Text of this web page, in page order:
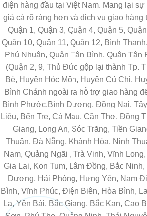
điện hàng đầu tại Việt Nam. Mang lại
giá cả rõ ràng hơn và dịch vụ giao hàng
Quận 1, Quận 3, Quận 4, Quận 5,
Quận 10, Quận 11, Quận 12, Bình
Phú Nhuận, Quận Tân Bình, Quận Tân
(Quận 2, 9, Thủ Đức gộp lại thành Tp.
Bè, Huyện Hóc Môn, Huyện Củ Chi,
Bình Chánh ngoài ra hỗ trợ giao hàng
Bình Phước,Bình Dương, Đồng Nai,
Liêu, Bến Tre, Cà Mau, Cần Thơ, Đồng
Giang, Long An, Sóc Trăng, Tiền
Thuận, Đà Nẵng, Khánh Hòa, Ninh
Nam, Quảng Ngãi , Trà Vinh, Vĩnh
Gia Lai, Kon Tum, Lâm Đồng, Bắc
Dương, Hải Phòng, Hưng Yên, Nam
Bình, Vĩnh Phúc, Điện Biên, Hòa Bình,
La, Yên Bái, Bắc Giang, Bắc Kạn, Cao